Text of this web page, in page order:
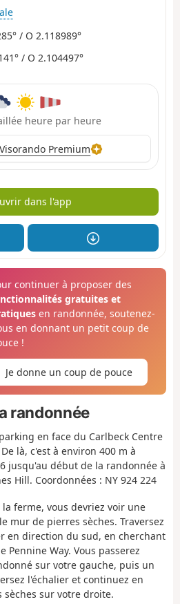
/ O 2.118989°
/ O 2.104497°
heure par heure
Premium
dans l'app
continuer à proposer des
gratuites et
en randonnée, soutenez-
en donnant un petit coup de
!
Je donne un coup de pouce
randonnée
en face du Carlbeck Centre
là, c'est à environ 400 m à
jusqu'au début de la randonnée à
Hill. Coordonnées : NY 924 224
ferme, vous devriez voir une
mur de pierres sèches. Traversez
en direction du sud, en cherchant
Way. Vous passerez
sur votre gauche, puis un
l'échalier et continuez en
sur votre droite.